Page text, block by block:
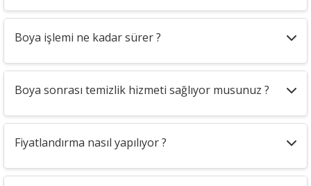
Boya işlemi ne kadar sürer ?
Boya sonrası temizlik hizmeti sağlıyor musunuz ?
Fiyatlandırma nasıl yapılıyor ?